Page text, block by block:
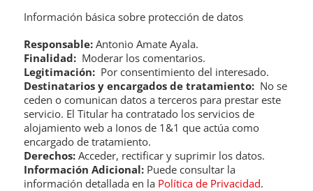
Información básica sobre protección de datos
Responsable: Antonio Amate Ayala.
Finalidad: Moderar los comentarios.
Legitimación: Por consentimiento del interesado.
Destinatarios y encargados de tratamiento: No se
ceden o comunican datos a terceros para prestar este
servicio. El Titular ha contratado los servicios de
alojamiento web a Ionos de 1&1 que actúa como
encargado de tratamiento.
Derechos: Acceder, rectificar y suprimir los datos.
Información Adicional: Puede consultar la
información detallada en la Política de Privacidad.